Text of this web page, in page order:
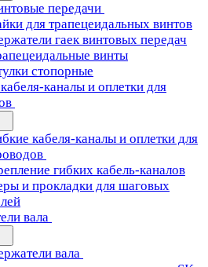
передачи
для трапецеидальных винтов
гаек винтовых передач
винты
стопорные
каналы и оплетки для
кабеля-каналы и оплетки для
гибких кабель-каналов
и прокладки для шаговых
вала
вала